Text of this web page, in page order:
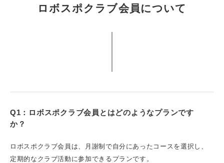
ロボスポクラブ会員について
Q1：ロボスポクラブ会員とはどのようなプランです
か？
ロボスポクラブ会員は、月謝制で自分にあったコースを選択し、
定期的なクラブ活動に参加できるプランです。